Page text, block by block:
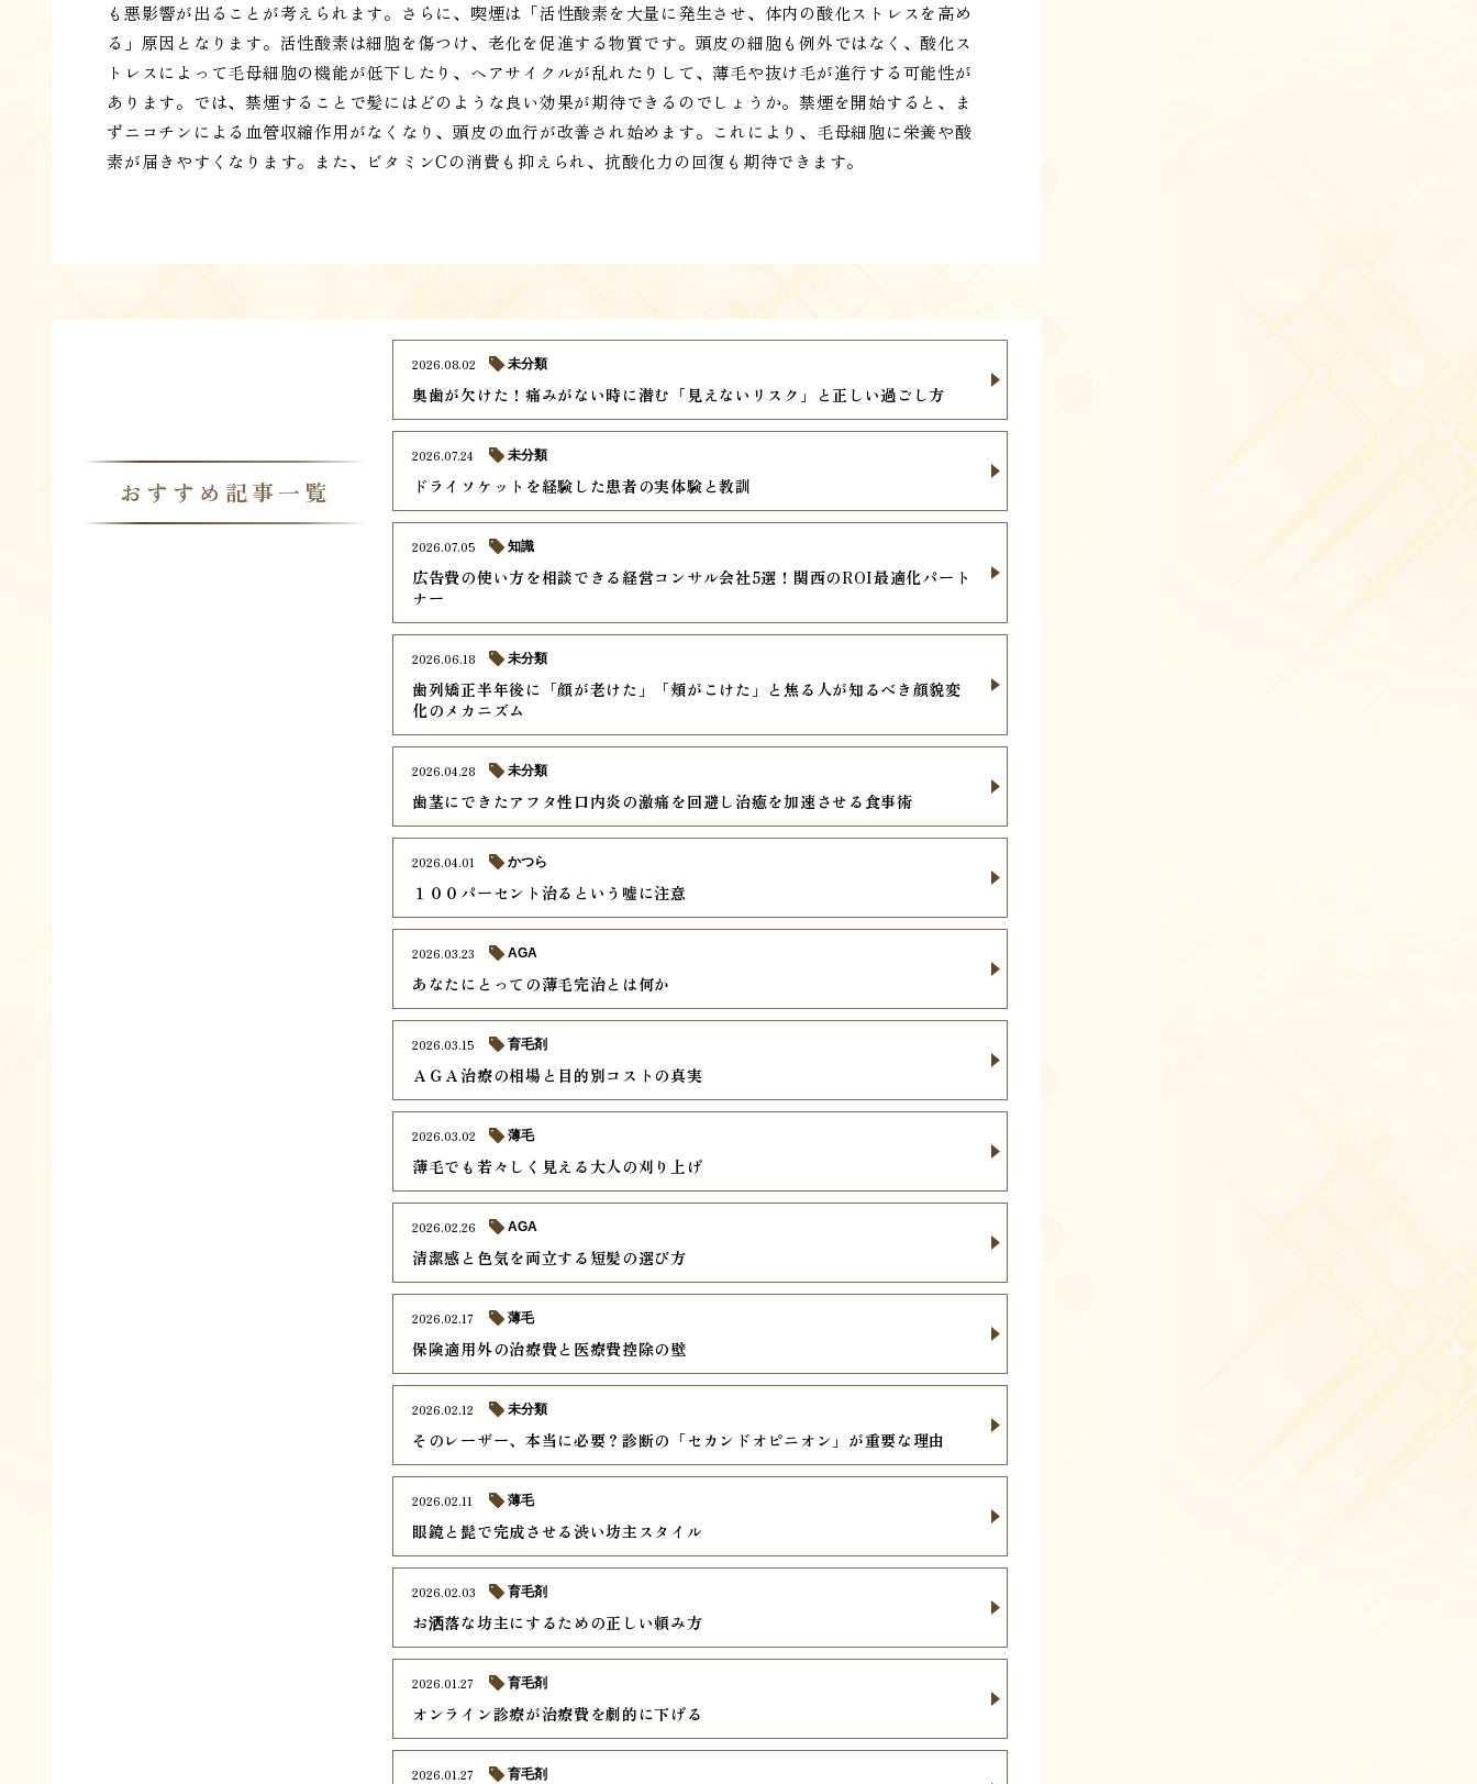
も悪影響が出ることが考えられます。さらに、喫煙は「活性酸素を大量に発生させ、体内の酸化ストレスを高め
る」原因となります。活性酸素は細胞を傷つけ、老化を促進する物質です。頭皮の細胞も例外ではなく、酸化ス
トレスによって毛母細胞の機能が低下したり、ヘアサイクルが乱れたりして、薄毛や抜け毛が進行する可能性が
あります。では、禁煙することで髪にはどのような良い効果が期待できるのでしょうか。禁煙を開始すると、ま
ずニコチンによる血管収縮作用がなくなり、頭皮の血行が改善され始めます。これにより、毛母細胞に栄養や酸
素が届きやすくなります。また、ビタミンCの消費も抑えられ、抗酸化力の回復も期待できます。
おすすめ記事一覧
奥歯が欠けた！痛みがない時に潜む「見えないリスク」と正しい過ごし方
2026.08.02 未分類
ドライソケットを経験した患者の実体験と教訓
2026.07.24 未分類
広告費の使い方を相談できる経営コンサル会社5選！関西のROI最適化パート
ナー
2026.07.05 知識
歯列矯正半年後に「顔が老けた」「頬がこけた」と焦る人が知るべき顔貌変
化のメカニズム
2026.06.18 未分類
歯茎にできたアフタ性口内炎の激痛を回避し治癒を加速させる食事術
2026.04.28 未分類
１００パーセント治るという嘘に注意
2026.04.01 かつら
あなたにとっての薄毛完治とは何か
2026.03.23 AGA
ＡＧＡ治療の相場と目的別コストの真実
2026.03.15 育毛剤
薄毛でも若々しく見える大人の刈り上げ
2026.03.02 薄毛
清潔感と色気を両立する短髪の選び方
2026.02.26 AGA
保険適用外の治療費と医療費控除の壁
2026.02.17 薄毛
そのレーザー、本当に必要？診断の「セカンドオピニオン」が重要な理由
2026.02.12 未分類
眼鏡と髭で完成させる渋い坊主スタイル
2026.02.11 薄毛
お洒落な坊主にするための正しい頼み方
2026.02.03 育毛剤
オンライン診療が治療費を劇的に下げる
2026.01.27 育毛剤
2026.01.27 育毛剤